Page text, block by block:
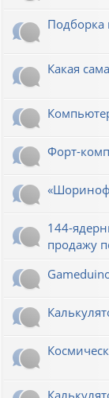
Подборка
Какая
Форт-
144-
продажу